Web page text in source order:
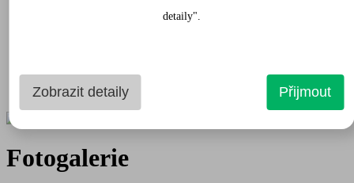
O Praze
Kontakt
Fotogalerie
detaily".
Zobrazit detaily Přijmout